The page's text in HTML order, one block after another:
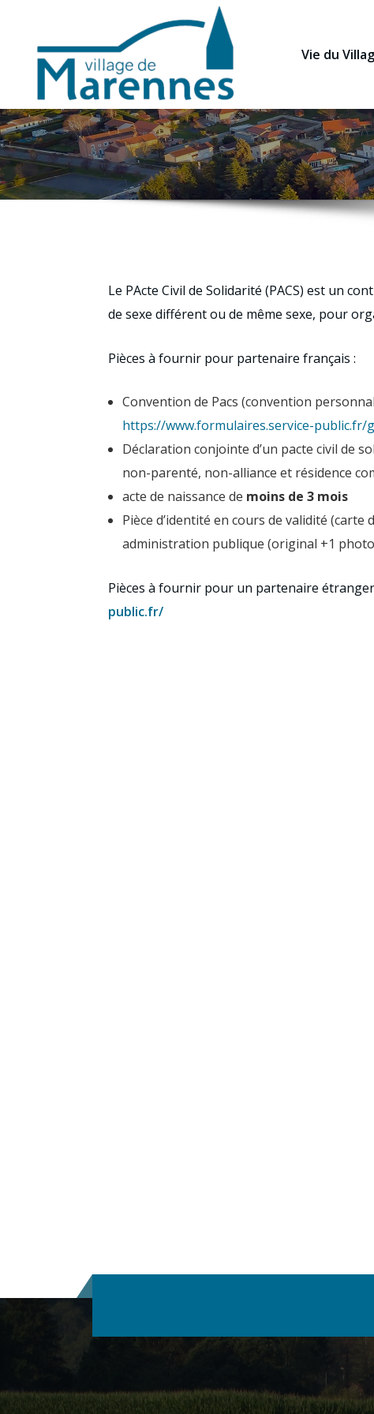
Vie du
Le PActe Civil de Solidarité (PACS) est un
de sexe différent ou de même sexe, pour
Pièces à fournir pour partenaire français :
Convention de Pacs (convention
https://www.formulaires.service-public.fr/
Déclaration conjointe d’un pacte civil de
non-parenté, non-alliance et résidence
acte de naissance de moins de 3 mois
Pièce d’identité en cours de validité
administration publique (original +1
Pièces à fournir pour un partenaire
public.fr/